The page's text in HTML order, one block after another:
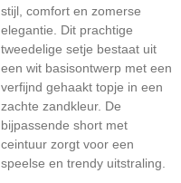
stijl, comfort en zomerse
elegantie. Dit prachtige
tweedelige setje bestaat uit
een wit basisontwerp met een
verfijnd gehaakt topje in een
zachte zandkleur. De
bijpassende short met
ceintuur zorgt voor een
speelse en trendy uitstraling.